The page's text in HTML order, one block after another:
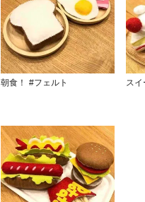
のリボンを折り畳んで 作っ
ただけの簡単仕様です🎀 ド
ナはディアコスさんのセーラ
ーカラーブラウスを 参考に
させていただきました。 #ミ
シン
朝食！ #フェルト